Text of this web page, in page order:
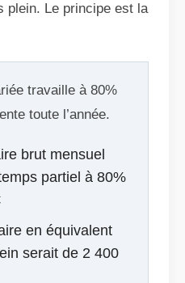
plein. Le principe est la
travaille à 80%
toute l’année.
brut mensuel
partiel à 80%
en équivalent
serait de 2 400